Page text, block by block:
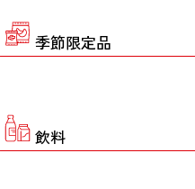
季節限定品
飲料